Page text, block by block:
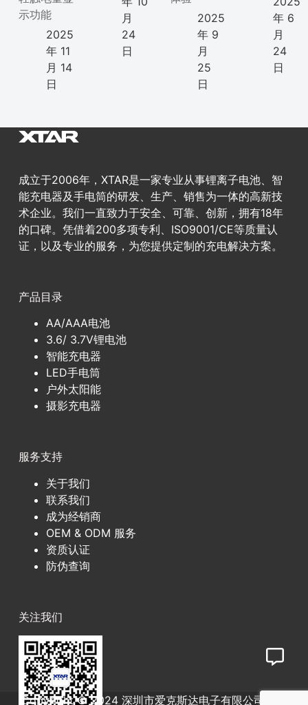
示功能
2025
年 11
月 14
日
月
24
日
2025
年 9
月
25
日
年 6
月
24
日
成立于2006年，XTAR是一家专业从事锂离子电池、智
能充电器及手电筒的研发、生产、销售为一体的高新技
术企业。我们一直致力于安全、可靠、创新，拥有18年
的口碑。凭借着200多项专利、ISO9001/CE等质量认
证，以及专业的服务，为您提供定制的充电解决方案。
产品目录
AA/AAA电池
3.6/ 3.7V锂电池
智能充电器
LED手电筒
户外太阳能
摄影充电器
服务支持
关于我们
联系我们
成为经销商
OEM & ODM 服务
资质认证
防伪查询
关注我们
Copyright © 2024 深圳市爱克斯达电子有限公司